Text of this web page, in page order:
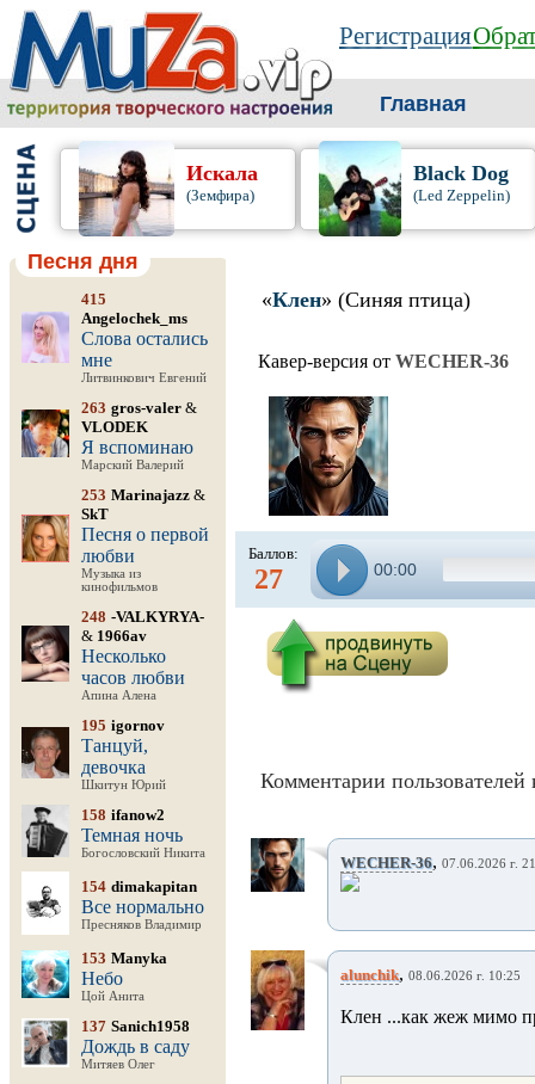
Регистрация
Главная
Искала
(Земфира)
Black Dog
(Led Zeppelin)
Песня дня
415
Angelochek_ms
Слова остались
мне
Литвинкович Евгений
263 gros-valer &
VLODEK
Я вспоминаю
Марский Валерий
253 Marinajazz &
SkT
Песня о первой
любви
Музыка из
кинофильмов
248 -VALKYRYA-
& 1966av
Несколько
часов любви
Апина Алена
195 igornov
Танцуй,
девочка
Шкитун Юрий
158 ifanow2
Темная ночь
Богословский Никита
154 dimakapitan
Все нормально
Пресняков Владимир
153 Manyka
Небо
Цой Анита
137 Sanich1958
Дождь в саду
Митяев Олег
«Клен» (Синяя птица)
Кавер-версия от WECHER-36
Баллов:
27 00:00
Комментарии пользователей
WECHER-36, 07.06.2026 г.
alunchik, 08.06.2026 г. 10:25
Клен ...как жеж мимо